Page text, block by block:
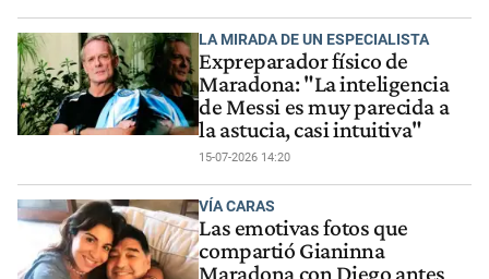
LA MIRADA DE UN ESPECIALISTA
Expreparador físico de
Maradona: "La inteligencia
de Messi es muy parecida a
la astucia, casi intuitiva"
15-07-2026 14:20
VÍA CARAS
Las emotivas fotos que
compartió Gianinna
Maradona con Diego antes